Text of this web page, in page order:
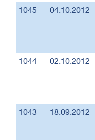
1045
04.10.2012
1044 02.10.2012
1043 18.09.2012